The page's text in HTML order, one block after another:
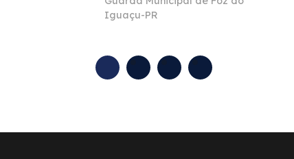
acabei dano risada e assustado sabendo
a questão certa e também o porquê as
longo da preparação, Equipe Implacável!
Iguaçu-PR